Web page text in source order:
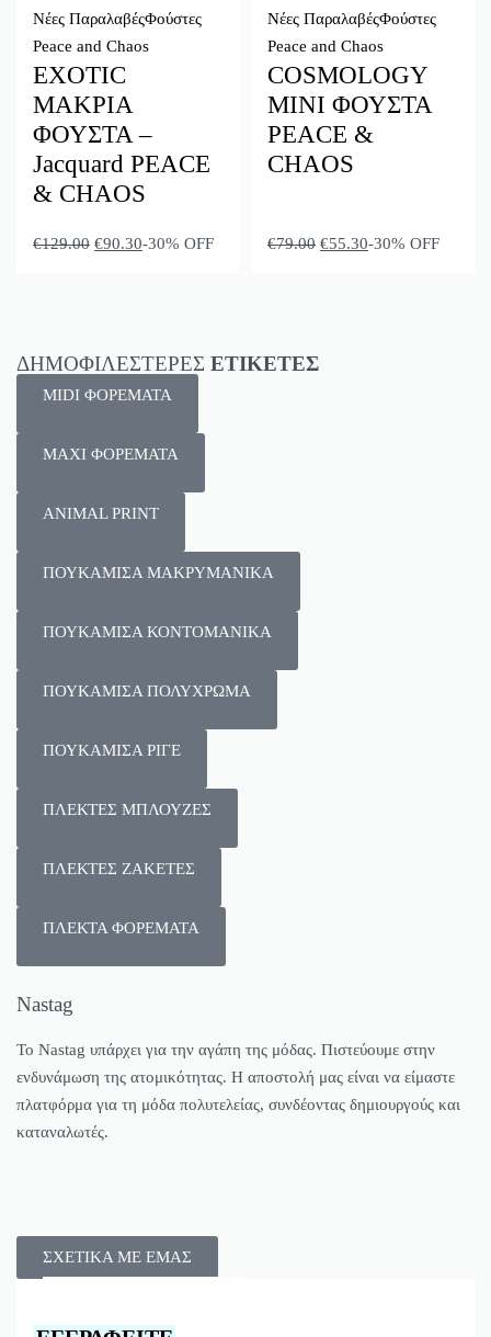
Νέες ΠαραλαβέςΦούστες
Peace and Chaos
EXOTIC
ΜΑΚΡΙΑ
ΦΟΥΣΤΑ –
Jacquard PEACE
& CHAOS
€129.00 €90.30-30% OFF
Νέες ΠαραλαβέςΦούστες
Peace and Chaos
COSMOLOGY
ΜΙΝΙ ΦΟΥΣΤΑ
PEACE &
CHAOS
€79.00 €55.30-30% OFF
ΔΗΜΟΦΙΛΕΣΤΕΡΕΣ ΕΤΙΚΕΤΕΣ
MIDI ΦΟΡΕΜΑΤΑ
MAXI ΦΟΡΕΜΑΤΑ
ANIMAL PRINT
ΠΟΥΚΑΜΙΣΑ ΜΑΚΡΥΜΑΝΙΚΑ
ΠΟΥΚΑΜΙΣΑ ΚΟΝΤΟΜΑΝΙΚΑ
ΠΟΥΚΑΜΙΣΑ ΠΟΛΥΧΡΩΜΑ
ΠΟΥΚΑΜΙΣΑ ΡΙΓΕ
ΠΛΕΚΤΕΣ ΜΠΛΟΥΖΕΣ
ΠΛΕΚΤΕΣ ΖΑΚΕΤΕΣ
ΠΛΕΚΤΑ ΦΟΡΕΜΑΤΑ
Nastag
Το Nastag υπάρχει για την αγάπη της μόδας. Πιστεύουμε στην
ενδυνάμωση της ατομικότητας. Η αποστολή μας είναι να είμαστε
πλατφόρμα για τη μόδα πολυτελείας, συνδέοντας δημιουργούς και
καταναλωτές.
ΣΧΕΤΙΚΑ ΜΕ ΕΜΑΣ